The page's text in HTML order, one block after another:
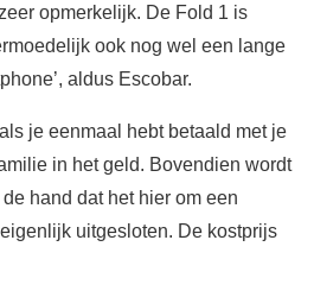
opmerkelijk. De Fold 1 is
ook nog wel een lange
aldus Escobar.
je eenmaal hebt betaald met je
in het geld. Bovendien wordt
hand dat het hier om een
uitgesloten. De kostprijs